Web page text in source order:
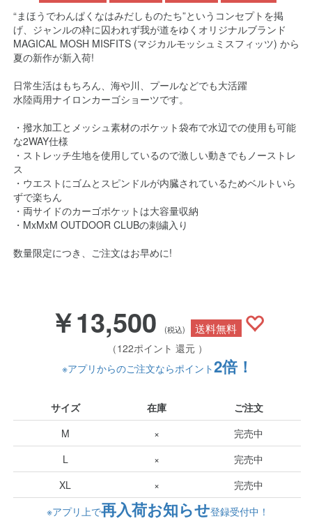
“まほうでわんぱくなはみだしものたち”というコンセプトを掲
げ、ジャンルの枠に囚われず我が道をゆくオリジナルブランド
MAGICAL MOSH MISFITS (マジカルモッシュミスフィッツ) から
夏の新作が新入荷!
日常生活はもちろん、海や川、プールなどでも大活躍
水陸両用ナイロンカーゴショーツです。
・撥水加工とメッシュ素材のポケット袋布で水辺での使用も可能
な2WAY仕様
・ストレッチ生地を使用しているので激しい動きでもノーストレ
ス
・ウエストにゴムとスピンドルが内臓されているためベルトいら
ずで楽ちん
・両サイドのカーゴポケットは大容量収納
・MxMxM OUTDOOR CLUBの刺繍入り
数量限定につき、ご注文はお早めに!
￥13,500 (税込) 送料無料
（122ポイント 還元 ）
※アプリからのご注文ならポイント2倍！
サイズ 在庫
ご注文
M
×
完売中
L
×
完売中
XL
×
完売中
※アプリ上で再入荷お知らせ登録受付中！